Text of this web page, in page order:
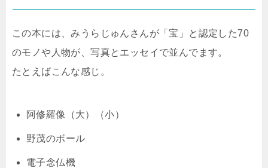
この本には、みうらじゅんさんが「宝」と認定した70
のモノや人物が、写真とエッセイで並んでます。
たとえばこんな感じ。
阿修羅像（大）（小）
野茂のボール
電子念仏機